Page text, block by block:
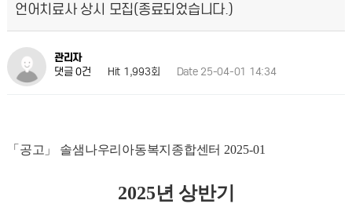
언어치료사 상시 모집(종료되었습니다.)
관리자
댓글 0건
Hit 1,993회 Date 25-04-01 14:34
「 공고 」 솔샘나우리아동복지종합센터 2025-01
2025년 상반기